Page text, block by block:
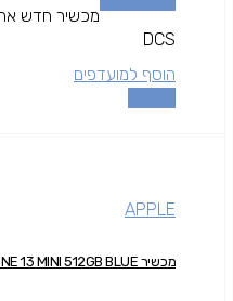
מכשיר חדש
DCS
הוסף למועדפים
APPLE
מכשיר IPHONE 13 MINI 512GB BLUE